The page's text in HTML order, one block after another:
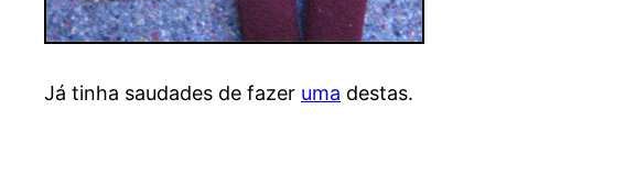
Já tinha saudades de fazer uma destas.